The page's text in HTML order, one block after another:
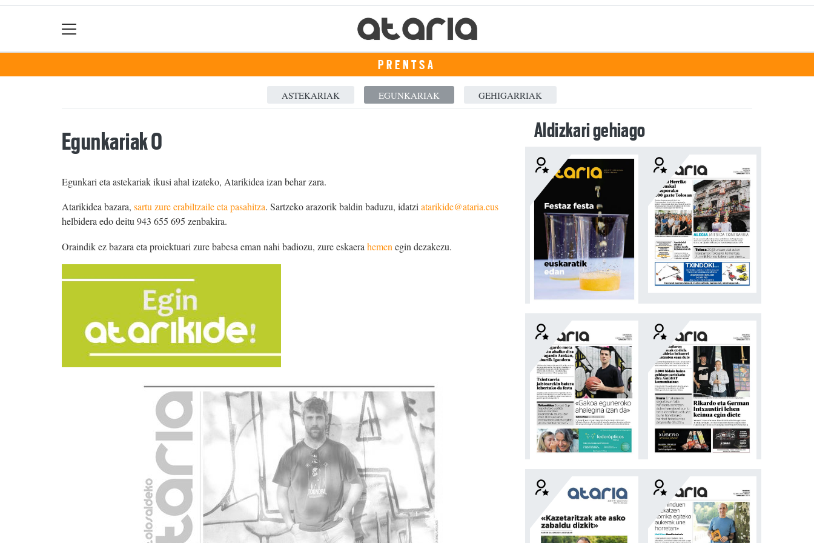
PRENTSA
ASTEKARIAK EGUNKARIAK GEHIGARRIAK
Egunkariak 0
Egunkari eta astekariak ikusi ahal izateko, Atarikidea izan behar zara.
Atarikidea bazara, sartu zure erabiltzaile eta pasahitza. Sartzeko arazorik baldin baduzu, idatziatarikide@ataria.eus
helbidera edo deitu 943 655 695 zenbakira.
Oraindik ez bazara eta proiektuari zure babesa eman nahi badiozu, zure eskaera hemen egin dezakezu.
Aldizkari gehiago